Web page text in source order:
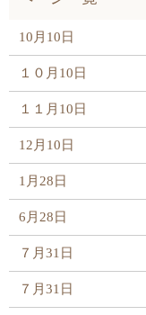
10月10日
１０月10日
１１月10日
12月10日
1月28日
6月28日
７月31日
７月31日